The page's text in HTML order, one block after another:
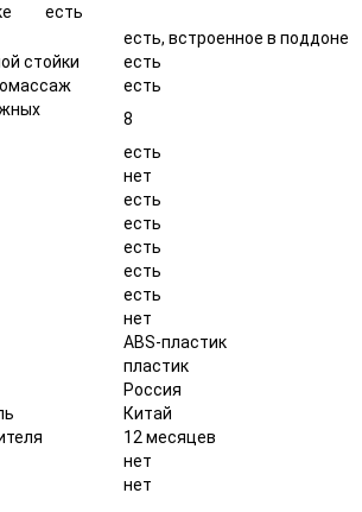
есть
есть, встроенное в поддоне
стойки
есть
есть
8
есть
нет
есть
есть
есть
есть
есть
нет
ABS-пластик
пластик
Россия
Китай
12 месяцев
нет
нет